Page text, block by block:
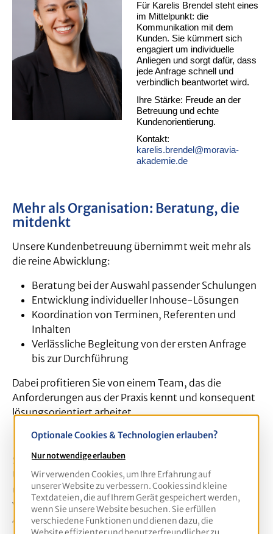
Für Karelis Brendel steht eines
im Mittelpunkt: die
Kommunikation mit dem
Kunden. Sie kümmert sich
engagiert um individuelle
Anliegen und sorgt dafür, dass
jede Anfrage schnell und
verbindlich beantwortet wird.
Ihre Stärke: Freude an der
Betreuung und echte
Kundenorientierung.
Kontakt:
karelis.brendel@moravia-
akademie.de
Mehr als Organisation: Beratung, die
mitdenkt
Unsere Kundenbetreuung übernimmt weit mehr als
die reine Abwicklung:
Beratung bei der Auswahl passender Schulungen
Entwicklung individueller Inhouse-Lösungen
Koordination von Terminen, Referenten und
Inhalten
Verlässliche Begleitung von der ersten Anfrage
bis zur Durchführung
Dabei profitieren Sie von einem Team, das die
Anforderungen aus der Praxis kennt und konsequent
lösungsorientiert arbeitet.
Ihr direkter Draht zu uns
Sie planen eine Inhouse-Schulung oder benötigen
Unterstützung bei der Auswahl? Dann sprechen Sie
uns an. Unser Team ist gerne für Sie da – persönlich,
verbindlich und unkompliziert. Senden Sie uns Ihre
Anfrage – wir melden uns zeitnah bei Ihnen zurück.
Nur notwendige erlauben
Optionale Cookies & Technologien erlauben?
Wir verwenden Cookies, um Ihre Erfahrung auf
unserer Website zu verbessern. Cookies sind kleine
Textdateien, die auf Ihrem Gerät gespeichert werden,
wenn Sie unsere Website besuchen. Sie erfüllen
verschiedene Funktionen und dienen dazu, die